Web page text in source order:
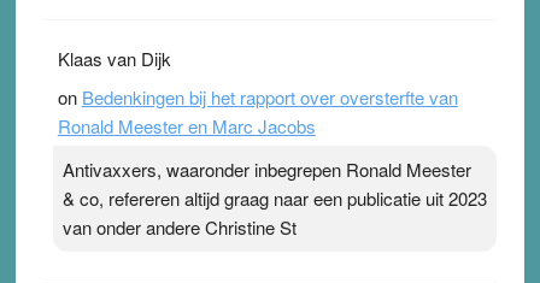
Klaas van Dijk
on Bedenkingen bij het rapport over oversterfte van
Ronald Meester en Marc Jacobs
Antivaxxers, waaronder inbegrepen Ronald Meester
& co, refereren altijd graag naar een publicatie uit 2023
van onder andere Christine St